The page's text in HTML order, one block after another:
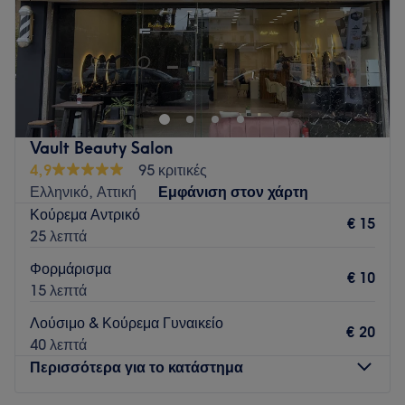
Κυριακή
Κλειστό
Ένας νέος χώρος ομορφιάς ανοίγει την άνοιξη στη καρδιά
του Ελληνικού. Μια ομάδα με όρεξη και εμπειρία να σε
εξυπηρετήσει σε όλες τις υπηρεσίες που παρέχουμε.
Go to venue
Vault Beauty Salon
4,9
95 κριτικές
Ελληνικό, Αττική
Εμφάνιση στον χάρτη
Κούρεμα Αντρικό
25 λεπτά
€ 15
Φορμάρισμα
15 λεπτά
€ 10
Λούσιμο & Κούρεμα Γυναικείο
40 λεπτά
€ 20
Περισσότερα για το κατάστημα